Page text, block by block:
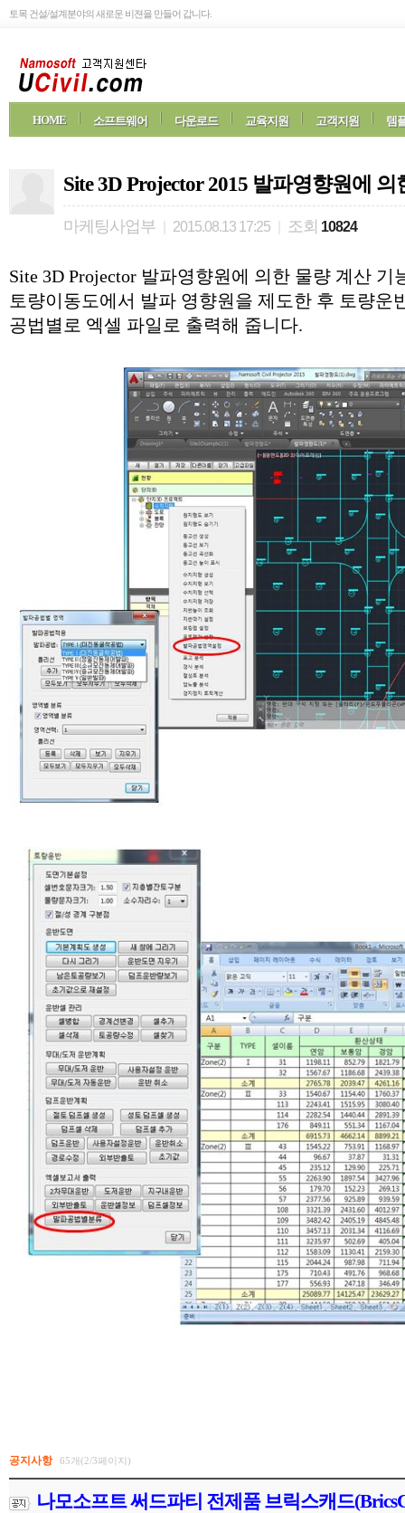
토목 건설/설계분야의 새로운 비젼을 만들어 갑니다.
HOME 소프트웨어 다운로드 교육지원 고객지원 템
Site 3D Projector 2015 발파영향원에
마케팅사업부 | 2015.08.13 17:25 | 조회 10824
Site 3D Projector 발파영향원에 의한 물량 계산 기
토량이동도에서 발파 영향원을 제도한 후 토량운
공법별로 엑셀 파일로 출력해 줍니다.
공지사항 65개(2/3페이지)
나모소프트 써드파티 전제품 브릭스캐드